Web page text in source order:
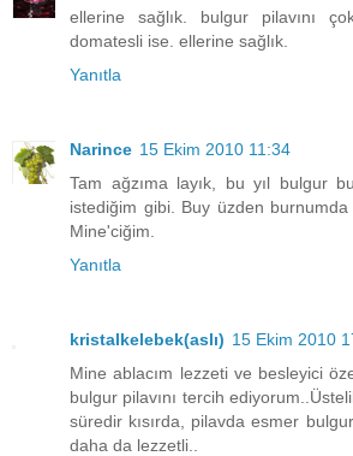
ellerine sağlık. bulgur pilavını
domatesli ise. ellerine sağlık.
Yanıtla
Narince 15 Ekim 2010 11:34
Tam ağzıma layık, bu yıl bulgur
istediğim gibi. Buy üzden burnumda
Mine'ciğim.
Yanıtla
kristalkelebek(aslı) 15 Ekim 2010
Mine ablacım lezzeti ve besleyici
bulgur pilavını tercih
süredir kısırda, pilavda esmer
daha da lezzetli..